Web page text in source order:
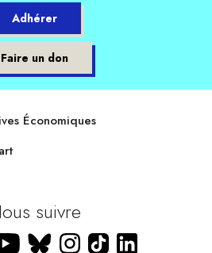
Adhérer
Faire un don
Économiques
suivre